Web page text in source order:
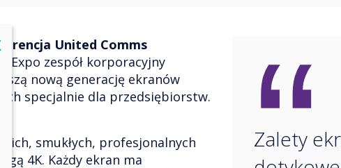
United Comms
Expo zespół korporacyjny
nową generację ekranów
specjalnie dla przedsiębiorstw.
smukłych, profesjonalnych
4K. Każdy ekran ma
Zalety